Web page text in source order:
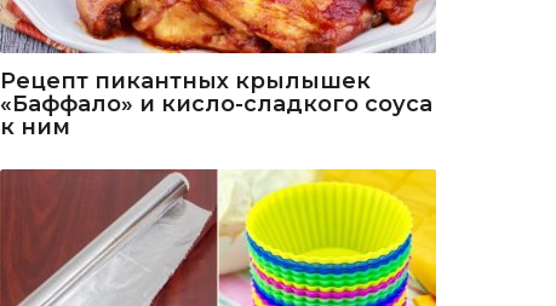
Рецепт пикантных крылышек
«Баффало» и кисло-сладкого соуса
к ним